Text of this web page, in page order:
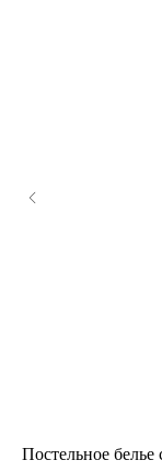
Постельное